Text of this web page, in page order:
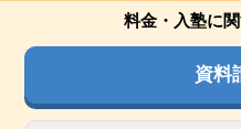
料金・入塾に
資料